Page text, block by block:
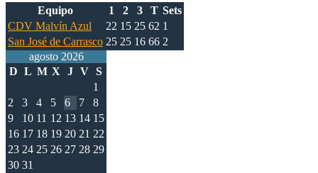
Equipo 1 2 3 T Sets
CDV Malvín Azul
22 15 25 62 1
San José de Carrasco 25 25 16 66 2
agosto 2026
D L M X J V S
1
2
3 4 5 6 7
8
9
10 11 12 13 14 15
16 17 18 19 20 21 22
23 24 25 26 27 28 29
30 31